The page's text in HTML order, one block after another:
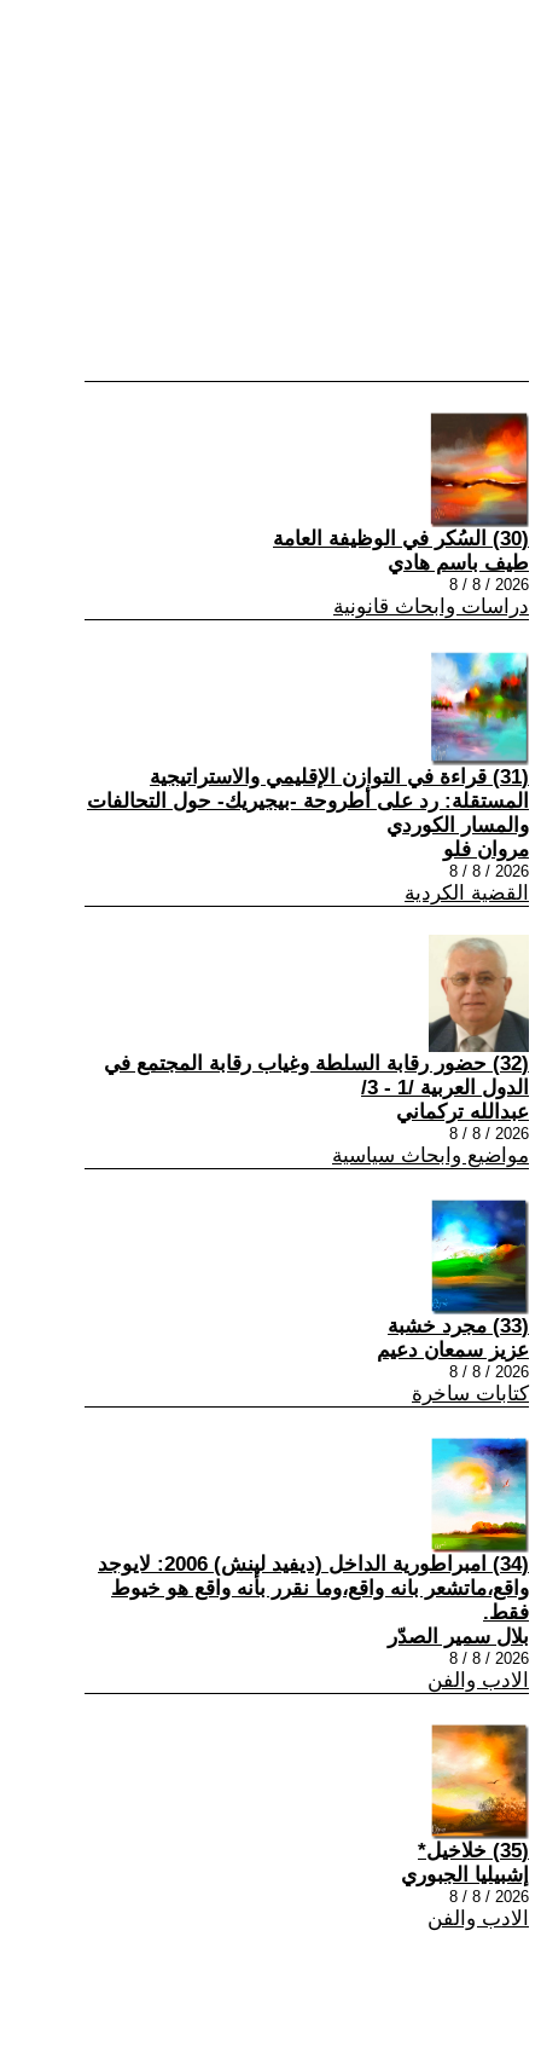
(30) السُكر في الوظيفة العامة
طيف باسم هادي
2026 / 8 / 8
دراسات وابحاث قانونية
(31) قراءة في التوازن الإقليمي والاستراتيجية
المستقلة: رد على أطروحة -بيجيريك- حول التحالفات
والمسار الكوردي
مروان فلو
2026 / 8 / 8
القضية الكردية
(32) حضور رقابة السلطة وغياب رقابة المجتمع في
الدول العربية /1 - 3/
عبدالله تركماني
2026 / 8 / 8
مواضيع وابحاث سياسية
(33) مجرد خشبة
عزيز سمعان دعيم
2026 / 8 / 8
كتابات ساخرة
(34) امبراطورية الداخل (ديفيد لينش) 2006: لايوجد
واقع،ماتشعر بانه واقع،وما نقرر بأنه واقع هو خيوط
فقط.
بلال سمير الصدّر
2026 / 8 / 8
الادب والفن
(35) خلاخيل*
إشبيليا الجبوري
2026 / 8 / 8
الادب والفن